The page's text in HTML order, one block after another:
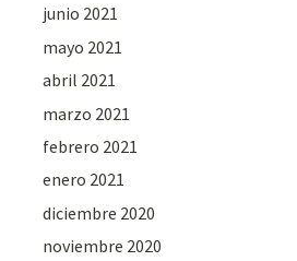
junio 2021
mayo 2021
abril 2021
marzo 2021
febrero 2021
enero 2021
diciembre 2020
noviembre 2020